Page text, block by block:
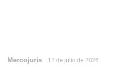
Mercojuris 12 de julio de 2026